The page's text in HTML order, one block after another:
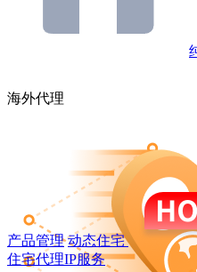
海外代理
产品管理 动态住宅
住宅代理IP服务